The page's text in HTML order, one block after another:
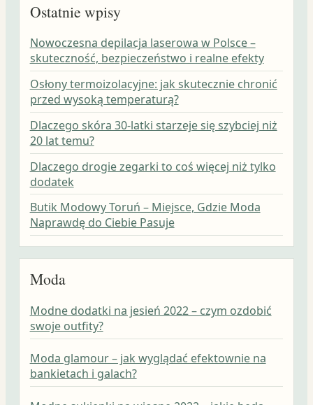
Ostatnie wpisy
Nowoczesna depilacja laserowa w Polsce –
skuteczność, bezpieczeństwo i realne efekty
Osłony termoizolacyjne: jak skutecznie chronić
przed wysoką temperaturą?
Dlaczego skóra 30-latki starzeje się szybciej niż
20 lat temu?
Dlaczego drogie zegarki to coś więcej niż tylko
dodatek
Butik Modowy Toruń – Miejsce, Gdzie Moda
Naprawdę do Ciebie Pasuje
Moda
Modne dodatki na jesień 2022 – czym ozdobić
swoje outfity?
Moda glamour – jak wyglądać efektownie na
bankietach i galach?